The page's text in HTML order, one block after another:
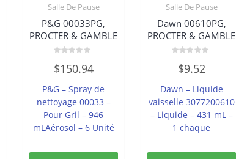
Salle De Pause
P&G 00033PG,
PROCTER & GAMBLE
0
sur
$150.94
P&G – Spray de
nettoyage 00033 –
Pour Gril – 946
mLAérosol – 6 Unité
Salle De Pause
Dawn 00610PG,
PROCTER & GAMBLE
sur
$9.52
Dawn – Liquide
vaisselle 3077200610
– Liquide – 431 mL –
1 chaque